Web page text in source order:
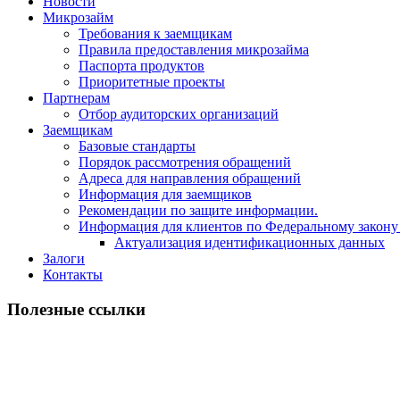
Микрозайм
Требования к заемщикам
Правила предоставления микрозайма
Паспорта продуктов
Приоритетные проекты
Партнерам
Отбор аудиторских организаций
Заемщикам
Базовые стандарты
Порядок рассмотрения обращений
Адреса для направления обращений
Информация для заемщиков
Рекомендации по защите информации.
Информация для клиентов по Федеральному
Актуализация идентификационных данных
Залоги
Контакты
Полезные ссылки